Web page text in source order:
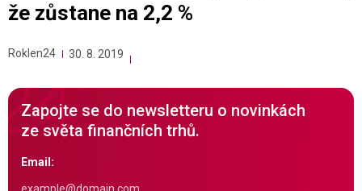
že zůstane na 2,2 %
Roklen24 30. 8. 2019
Zapojte se do newsletteru o novinkách
ze světa finančních trhů.
Email: